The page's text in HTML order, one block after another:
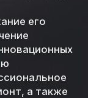
его
а также